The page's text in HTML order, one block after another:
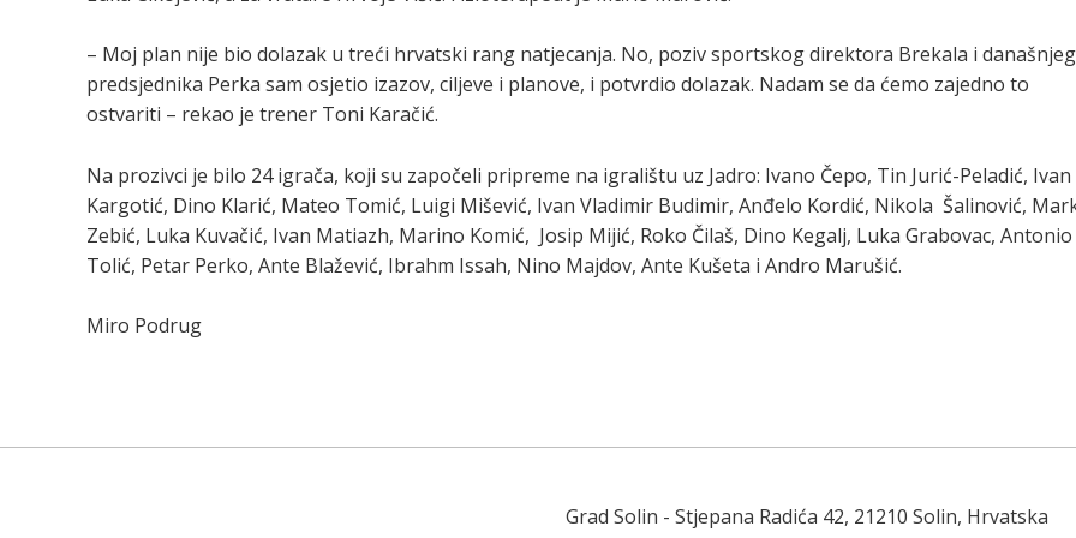
– Moj plan nije bio dolazak u treći hrvatski rang natjecanja. No, poziv sportskog direktora Brekala i današnjeg
predsjednika Perka sam osjetio izazov, ciljeve i planove, i potvrdio dolazak. Nadam se da ćemo zajedno to
ostvariti – rekao je trener Toni Karačić.
Na prozivci je bilo 24 igrača, koji su započeli pripreme na igralištu uz Jadro: Ivano Čepo, Tin Jurić-Peladić, Ivan
Kargotić, Dino Klarić, Mateo Tomić, Luigi Mišević, Ivan Vladimir Budimir, Anđelo Kordić, Nikola Šalinović,
Zebić, Luka Kuvačić, Ivan Matiazh, Marino Komić, Josip Mijić, Roko Čilaš, Dino Kegalj, Luka Grabovac, Antonio
Tolić, Petar Perko, Ante Blažević, Ibrahm Issah, Nino Majdov, Ante Kušeta i Andro Marušić.
Miro Podrug
Grad Solin - Stjepana Radića 42, 21210 Solin, Hrvatska